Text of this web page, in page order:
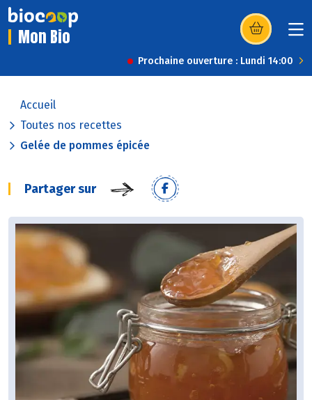
Mon Bio (s’ouvre dans
Prochaine ouverture : Lundi 14:00
Accueil
Toutes nos recettes
Gelée de pommes épicée
Partager sur